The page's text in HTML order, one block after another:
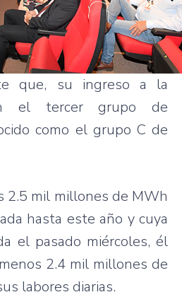
que, su ingreso a la
el tercer grupo de
como el grupo C de
2.5 mil millones de MWh
hasta este año y cuya
el pasado miércoles, él
2.4 mil millones de
labores diarias.